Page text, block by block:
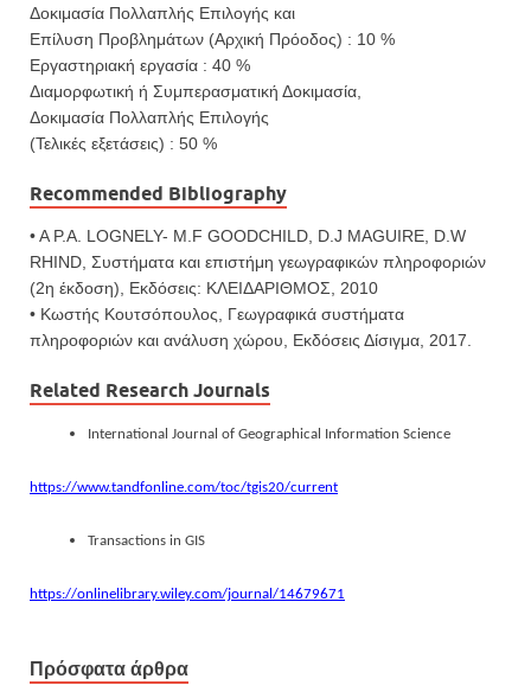
Δοκιμασία Πολλαπλής Επιλογής και
Επίλυση Προβλημάτων (Αρχική Πρόοδος) : 10 %
Εργαστηριακή εργασία : 40 %
Διαμορφωτική ή Συμπερασματική Δοκιμασία,
Δοκιμασία Πολλαπλής Επιλογής
(Τελικές εξετάσεις) : 50 %
Recommended Bibliography
• A P.A. LOGNELY- M.F GOODCHILD, D.J MAGUIRE, D.W
RHIND, Συστήματα και επιστήμη γεωγραφικών πληροφοριών
(2η έκδοση), Εκδόσεις: ΚΛΕΙΔΑΡΙΘΜΟΣ, 2010
• Κωστής Κουτσόπουλος, Γεωγραφικά συστήματα
πληροφοριών και ανάλυση χώρου, Εκδόσεις Δίσιγμα, 2017.
Related Research Journals
International Journal of Geographical Information Science
https://www.tandfonline.com/toc/tgis20/current
Transactions in GIS
https://onlinelibrary.wiley.com/journal/14679671
Πρόσφατα άρθρα